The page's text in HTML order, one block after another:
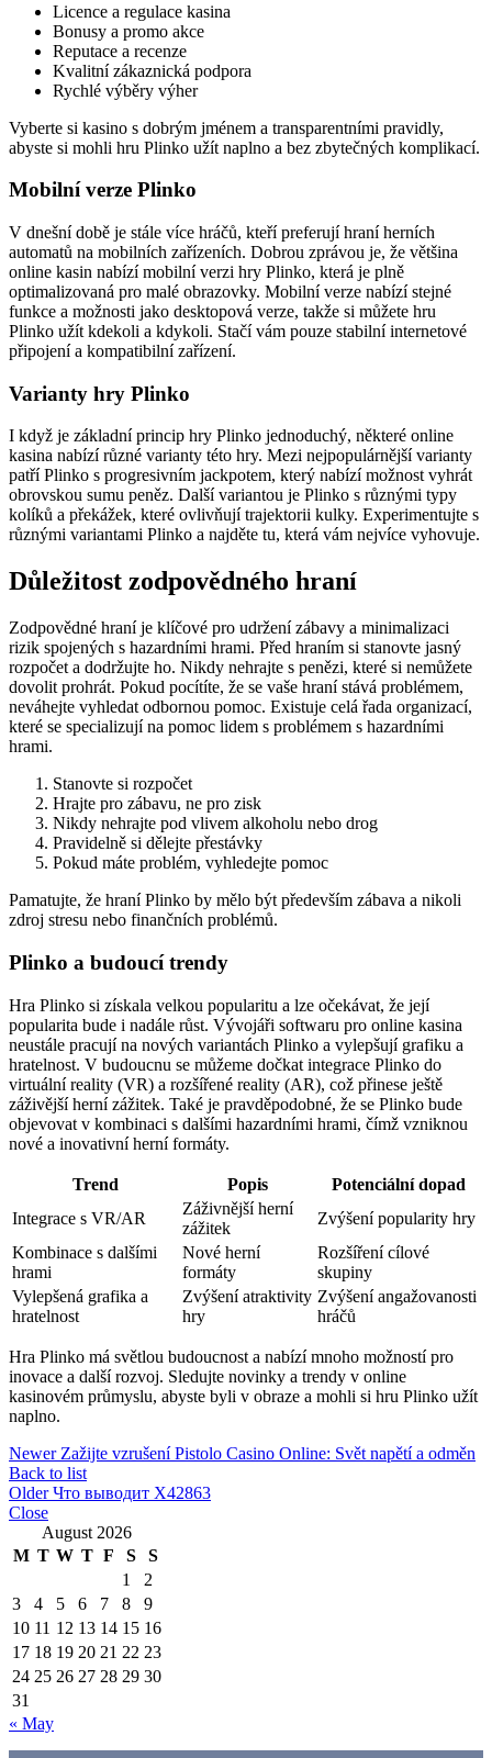
Licence a regulace kasina
Bonusy a promo akce
Reputace a recenze
Kvalitní zákaznická podpora
Rychlé výběry výher
Vyberte si kasino s dobrým jménem a transparentními pravidly,
abyste si mohli hru Plinko užít naplno a bez zbytečných komplikací.
Mobilní verze Plinko
V dnešní době je stále více hráčů, kteří preferují hraní herních
automatů na mobilních zařízeních. Dobrou zprávou je, že většina
online kasin nabízí mobilní verzi hry Plinko, která je plně
optimalizovaná pro malé obrazovky. Mobilní verze nabízí stejné
funkce a možnosti jako desktopová verze, takže si můžete hru
Plinko užít kdekoli a kdykoli. Stačí vám pouze stabilní internetové
připojení a kompatibilní zařízení.
Varianty hry Plinko
I když je základní princip hry Plinko jednoduchý, některé online
kasina nabízí různé varianty této hry. Mezi nejpopulárnější varianty
patří Plinko s progresivním jackpotem, který nabízí možnost vyhrát
obrovskou sumu peněz. Další variantou je Plinko s různými typy
kolíků a překážek, které ovlivňují trajektorii kulky. Experimentujte s
různými variantami Plinko a najděte tu, která vám nejvíce vyhovuje.
Důležitost zodpovědného hraní
Zodpovědné hraní je klíčové pro udržení zábavy a minimalizaci
rizik spojených s hazardními hrami. Před hraním si stanovte jasný
rozpočet a dodržujte ho. Nikdy nehrajte s penězi, které si nemůžete
dovolit prohrát. Pokud pocítíte, že se vaše hraní stává problémem,
neváhejte vyhledat odbornou pomoc. Existuje celá řada organizací,
které se specializují na pomoc lidem s problémem s hazardními
hrami.
Stanovte si rozpočet
Hrajte pro zábavu, ne pro zisk
Nikdy nehrajte pod vlivem alkoholu nebo drog
Pravidelně si dělejte přestávky
Pokud máte problém, vyhledejte pomoc
Pamatujte, že hraní Plinko by mělo být především zábava a nikoli
zdroj stresu nebo finančních problémů.
Plinko a budoucí trendy
Hra Plinko si získala velkou popularitu a lze očekávat, že její
popularita bude i nadále růst. Vývojáři softwaru pro online kasina
neustále pracují na nových variantách Plinko a vylepšují grafiku a
hratelnost. V budoucnu se můžeme dočkat integrace Plinko do
virtuální reality (VR) a rozšířené reality (AR), což přinese ještě
záživější herní zážitek. Také je pravděpodobné, že se Plinko bude
objevovat v kombinaci s dalšími hazardními hrami, čímž vzniknou
nové a inovativní herní formáty.
Trend Popis
Potenciální dopad
Integrace s VR/AR
Záživnější herní
zážitek
Zvýšení popularity hry
Kombinace s dalšími
hrami
Nové herní
formáty
Rozšíření cílové
skupiny
Vylepšená grafika a
hratelnost
Zvýšení atraktivity
hry
Zvýšení angažovanosti
hráčů
Hra Plinko má světlou budoucnost a nabízí mnoho možností pro
inovace a další rozvoj. Sledujte novinky a trendy v online
kasinovém průmyslu, abyste byli v obraze a mohli si hru Plinko užít
naplno.
Newer Zažijte vzrušení Pistolo Casino Online: Svět napětí a odměn
Back to list
Older Что выводит X42863
Close
August 2026
M T W T F S
S
1
2
3
4 5 6 7 8
9
10 11 12 13 14 15 16
17 18 19 20 21 22 23
24 25 26 27 28 29 30
31
« May